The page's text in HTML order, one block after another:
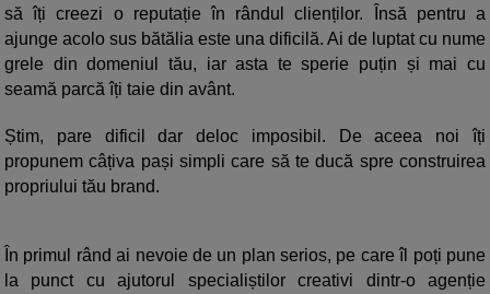
să îți creezi o reputație în rândul clienților. Însă pentru a
ajunge acolo sus bătălia este una dificilă. Ai de luptat cu nume
grele din domeniul tău, iar asta te sperie puțin și mai cu
seamă parcă îți taie din avânt.
Știm, pare dificil dar deloc imposibil. De aceea noi îți
propunem câțiva pași simpli care să te ducă spre construirea
propriului tău brand.
În primul rând ai nevoie de un plan serios, pe care îl poți pune
la punct cu ajutorul specialiștilor creativi dintr-o agenție